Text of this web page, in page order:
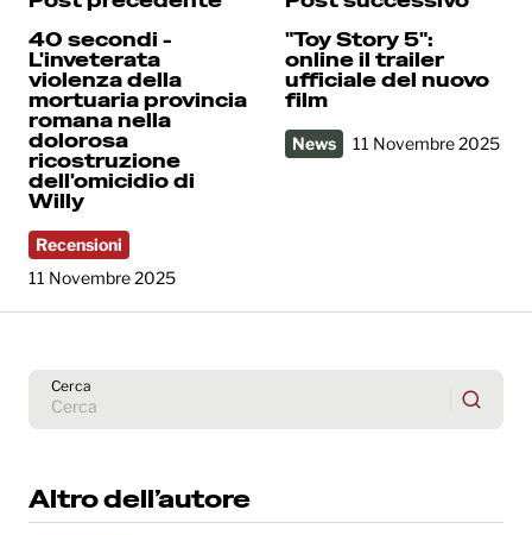
40 secondi -
L'inveterata
violenza della
mortuaria provincia
romana nella
dolorosa
ricostruzione
dell'omicidio di
Willy
Recensioni
11 Novembre 2025
"Toy Story 5":
online il trailer
ufficiale del nuovo
film
News 11 Novembre 2025
Cerca
Altro dell’autore